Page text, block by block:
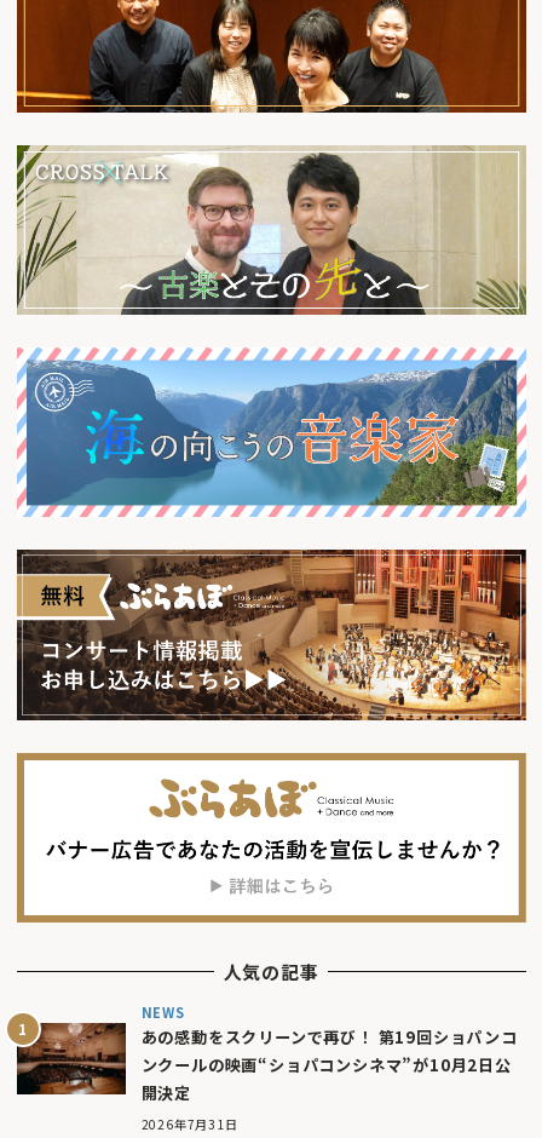
人気の記事
NEWS
あの感動をスクリーンで再び！ 第19回ショパンコ
ンクールの映画“ショパコンシネマ”が10月2日公
開決定
2026年7月31日